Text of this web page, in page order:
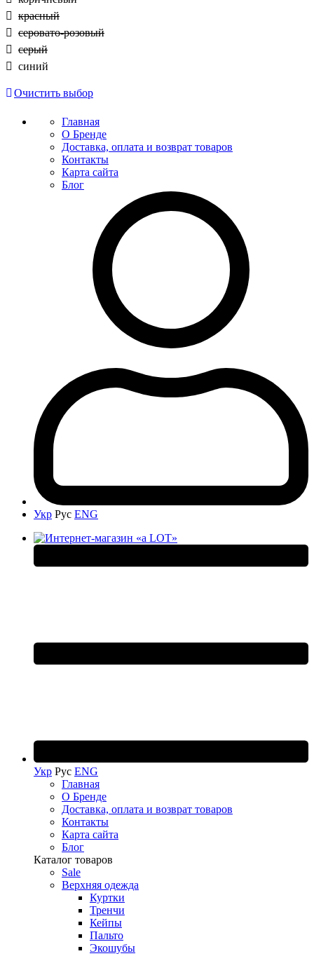
красный
серовато-розовый
серый
синий
Очистить выбор
Главная
О Бренде
Доставка, оплата и возврат товаров
Контакты
Карта сайта
Блог
Укр Рус ENG
Укр Рус ENG
Главная
О Бренде
Доставка, оплата и возврат товаров
Контакты
Карта сайта
Блог
Каталог товаров
Sale
Верхняя одежда
Куртки
Тренчи
Кейпы
Пальто
Экошубы